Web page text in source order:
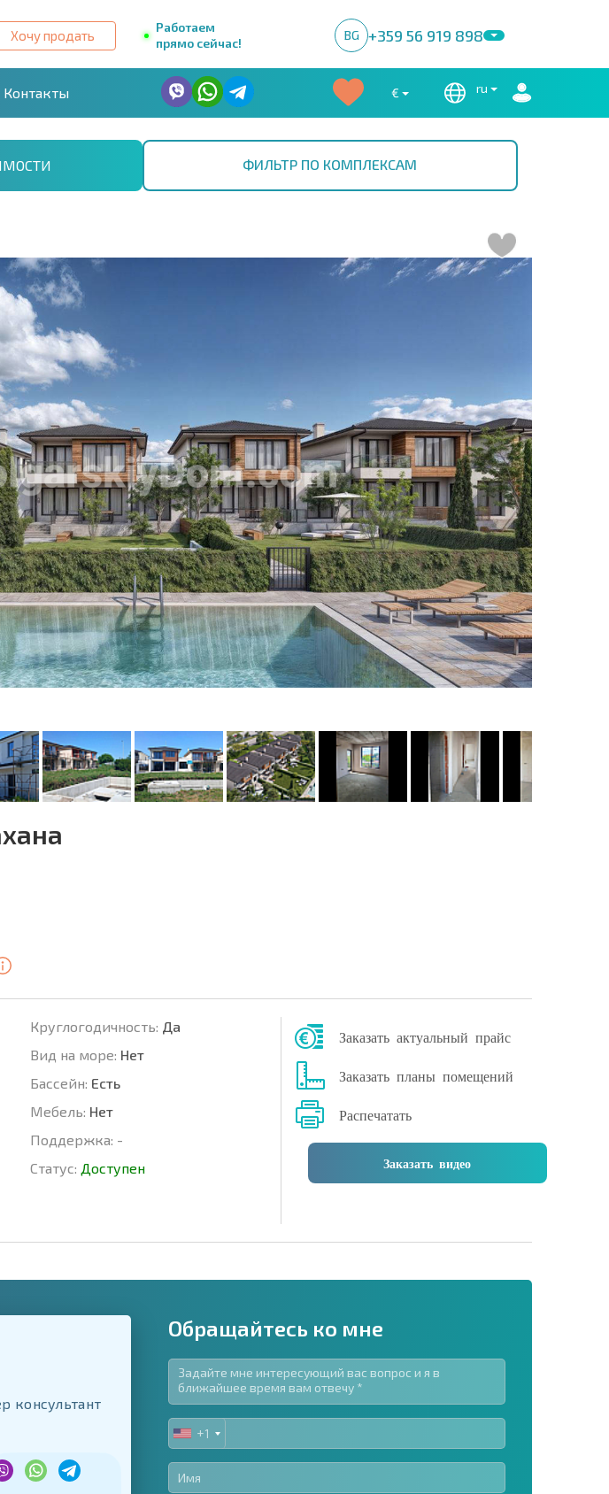
Хочу продать
Работаем
прямо сейчас!
BG +359 56 919 898
Контакты € ru
ФИЛЬТР ПО КОМПЛЕКСАМ
Круглогодичность: Да
Вид на море: Нет
Басcейн: Есть
Мебель: Нет
Поддержка: -
Статус: Доступен
Заказать актуальный прайс
Заказать планы помещений
Распечатать
Заказать видео
Подписаться на рассылку | Нажимая кнопку, вы разрешаете
использование своих данных.
консультант
Обращайтесь ко мне
UNITED
STATES
+1
+1